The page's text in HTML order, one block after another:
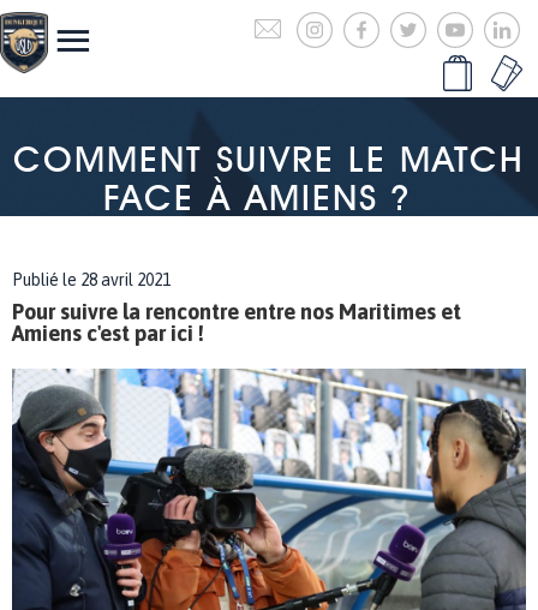
COMMENT SUIVRE LE MATCH
FACE À AMIENS ?
Publié le 28 avril 2021
Pour suivre la rencontre entre nos Maritimes et
Amiens c'est par ici !